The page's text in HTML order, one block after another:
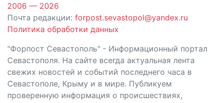
2006 — 2026
Почта редакции: forpost.sevastopol@yandex.ru
Политика обработки данных
"Форпост Севастополь" - Информационный портал
Севастополя. На сайте всегда актуальная лента
свежих новостей и событий последнего часа в
Севастополе, Крыму и в мире. Публикуем
проверенную информация о происшествиях,